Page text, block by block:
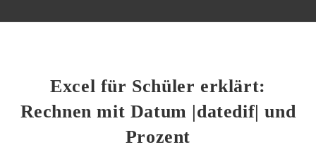
Excel für Schüler erklärt:
Rechnen mit Datum |datedif| und
Prozent